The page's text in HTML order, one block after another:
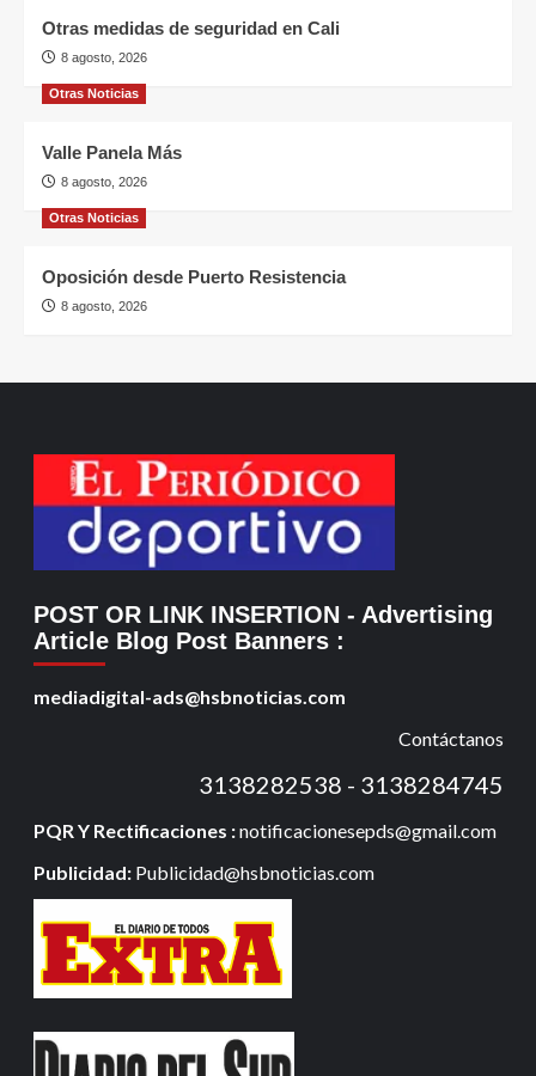
Otras medidas de seguridad en Cali
8 agosto, 2026
Otras Noticias
Valle Panela Más
8 agosto, 2026
Otras Noticias
Oposición desde Puerto Resistencia
8 agosto, 2026
POST OR LINK INSERTION - Advertising
Article Blog Post Banners :
mediadigital-ads@hsbnoticias.com
Contáctanos
3138282538 - 3138284745
PQR Y Rectificaciones :notificacionesepds@gmail.com
Publicidad: Publicidad@hsbnoticias.com